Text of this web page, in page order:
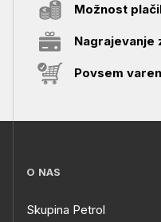
Možnost
Nagrajevanje
Povsem
O NAS
Skupina Petrol